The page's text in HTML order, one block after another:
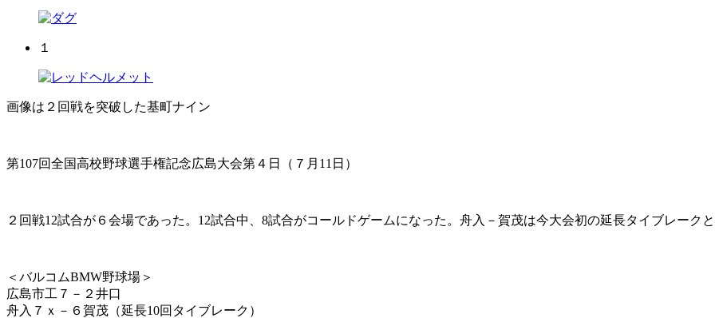
１
画像は２回戦を突破した基町ナイン
第107回全国高校野球選手権記念広島大会第４日（７月11日）
２回戦12試合が６会場であった。12試合中、8試合がコールドゲームになった。舟入－賀茂は今大会初の延長タイブレーク
＜バルコムBMW野球場＞
広島市工７－２井口
舟入７ｘ－６賀茂（延長10回タイブレーク）